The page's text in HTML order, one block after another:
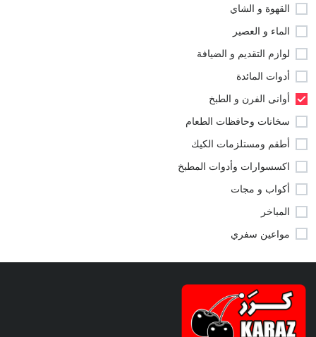
القهوة و الشاي
الماء و العصير
لوازم التقديم و الضيافة
أدوات المائدة
أوانى الفرن و الطبخ
سخانات وحافظات الطعام
أطقم ومستلزمات الكيك
اكسسوارات وأدوات المطبخ
أكواب و مجات
المباخر
مواعين سفري